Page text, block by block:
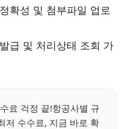
확성 및 첨부파일 업로
급 및 처리상태 조회 가
료 걱정 끝!항공사별 규
저 수수료, 지금 바로 확